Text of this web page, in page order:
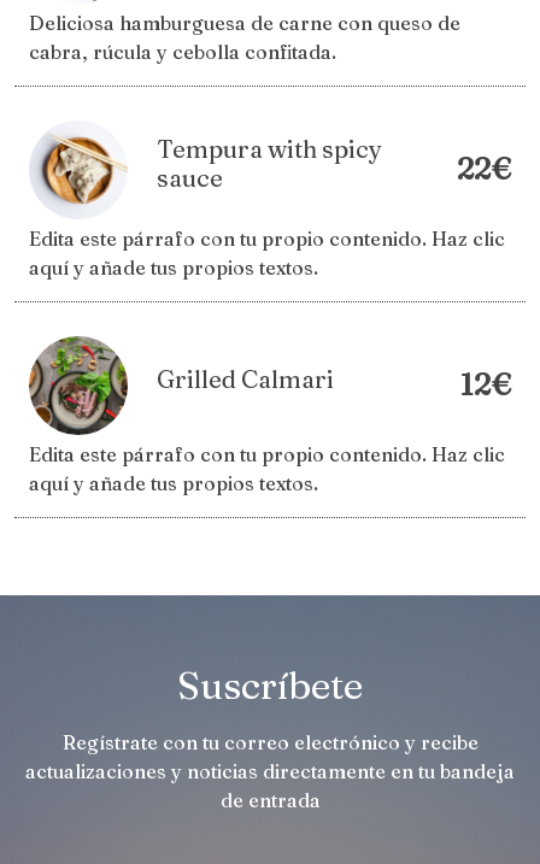
Deliciosa hamburguesa de carne con queso de
cabra, rúcula y cebolla confitada.
Tempura with spicy
sauce
22€
Edita este párrafo con tu propio contenido. Haz clic
aquí y añade tus propios textos.
Grilled Calmari 12€
Edita este párrafo con tu propio contenido. Haz clic
aquí y añade tus propios textos.
Suscríbete
Regístrate con tu correo electrónico y recibe
actualizaciones y noticias directamente en tu bandeja
de entrada